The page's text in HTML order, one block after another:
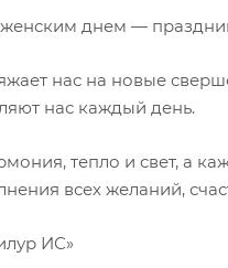
днем —
нас на новые
нас каждый день.
тепло и свет, а
всех желаний,
ИС»